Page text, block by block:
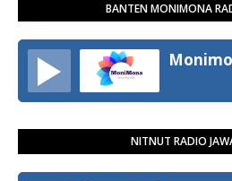
BANTEN MONIMONA
NITNUT RADIO